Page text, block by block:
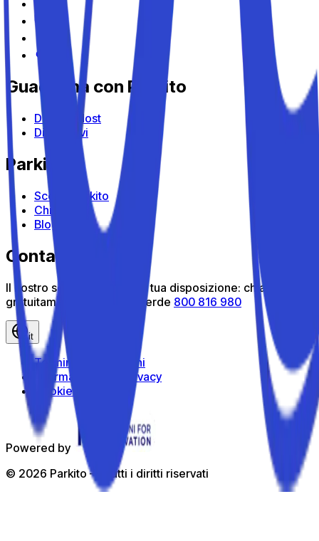
Guadagna con Parkito
Diventa Host
Dispositivi
Parkito
Scopri Parkito
Chi siamo
Blog
Contattaci
Il nostro servizio clienti è a tua disposizione: chiamaci
gratuitamente al numero verde 800 816 980
it
Termini e Condizioni
Informativa sulla privacy
Cookie Policy
Powered by
© 2026 Parkito — Tutti i diritti riservati